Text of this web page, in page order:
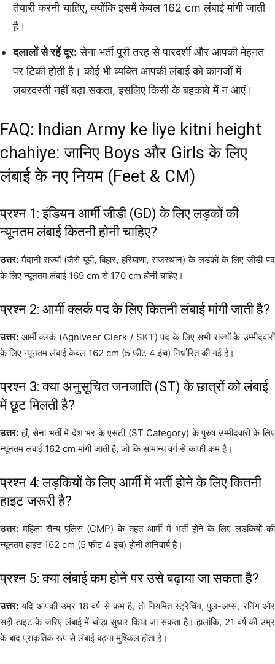
तैयारी करनी चाहिए, क्योंकि इसमें केवल 162 cm लंबाई मांगी जाती
है।
दलालों से रहें दूर: सेना भर्ती पूरी तरह से पारदर्शी और आपकी मेहनत
पर टिकी होती है। कोई भी व्यक्ति आपकी लंबाई को कागजों में
जबरदस्ती नहीं बढ़ा सकता, इसलिए किसी के बहकावे में न आएं।
FAQ: Indian Army ke liye kitni height
chahiye: जानिए Boys और Girls के लिए
लंबाई के नए नियम (Feet & CM)
प्रश्न 1: इंडियन आर्मी जीडी (GD) के लिए लड़कों की
न्यूनतम लंबाई कितनी होनी चाहिए?
उत्तर: मैदानी राज्यों (जैसे यूपी, बिहार, हरियाणा, राजस्थान) के लड़कों के लिए जीडी पद
के लिए न्यूनतम लंबाई 169 cm से 170 cm होनी चाहिए।
प्रश्न 2: आर्मी क्लर्क पद के लिए कितनी लंबाई मांगी जाती है?
उत्तर: आर्मी क्लर्क (Agniveer Clerk / SKT) पद के लिए सभी राज्यों के उम्मीदवारों
के लिए न्यूनतम लंबाई केवल 162 cm (5 फीट 4 इंच) निर्धारित की गई है।
प्रश्न 3: क्या अनुसूचित जनजाति (ST) के छात्रों को लंबाई
में छूट मिलती है?
उत्तर: हाँ, सेना भर्ती में देश भर के एसटी (ST Category) के पुरुष उम्मीदवारों के लिए
न्यूनतम लंबाई 162 cm मांगी जाती है, जो कि सामान्य वर्ग से काफी कम है।
प्रश्न 4: लड़कियों के लिए आर्मी में भर्ती होने के लिए कितनी
हाइट जरूरी है?
उत्तर: महिला सैन्य पुलिस (CMP) के तहत आर्मी में भर्ती होने के लिए लड़कियों की
न्यूनतम हाइट 162 cm (5 फीट 4 इंच) होनी अनिवार्य है।
प्रश्न 5: क्या लंबाई कम होने पर उसे बढ़ाया जा सकता है?
उत्तर: यदि आपकी उम्र 18 वर्ष से कम है, तो नियमित स्ट्रेचिंग, पुल-अप्स, रनिंग और
सही डाइट के जरिए लंबाई में थोड़ा सुधार किया जा सकता है। हालांकि, 21 वर्ष की उम्र
के बाद प्राकृतिक रूप से लंबाई बढ़ना मुश्किल होता है।